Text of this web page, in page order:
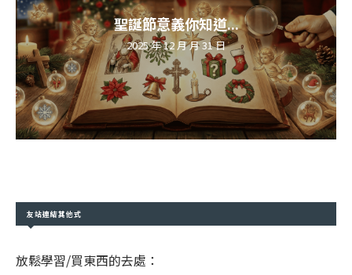
聖誕節意義你知道...
2025 年 12 月 月 31 日
友站連結其他式
放鬆學習/買東西的去處：